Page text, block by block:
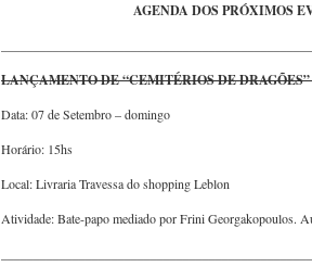
AGENDA DOS PRÓXIMOS
LANÇAMENTO DE “CEMITÉRIOS DE
Data: 07 de Setembro – domingo
Horário: 15hs
Local: Livraria Travessa do shopping Leblon
Atividade: Bate-papo mediado por Frini Georgakopoulos.